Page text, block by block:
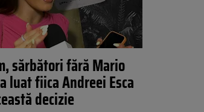
sărbători fără Mario
luat fiica Andreei Esca
decizie